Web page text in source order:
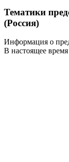
Тематики
(Россия)
Информация о
В настоящее